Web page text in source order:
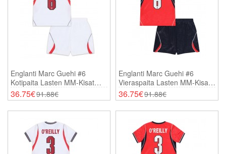
Englanti Marc Guehi #6
Kotipaita Lasten MM-Kisat
2026 Lyhythihainen (+
Shortsit)
36.75€91.88€
Englanti Marc Guehi #6
Vieraspaita Lasten MM-Kisat
2026 Lyhythihainen (+
Shortsit)
36.75€91.88€